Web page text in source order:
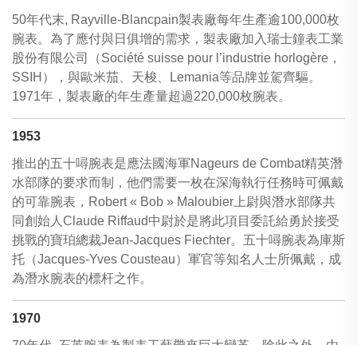
50年代末, Rayville-Blancpain製表廠每年生產逾100,000枚
腕表。為了應付與日俱增的需求，製表廠加入瑞士鐘表工業
股份有限公司（Société suisse pour l’industrie horlogère，
SSIH），與歐米茄、天梭、Lemania等品牌並駕齊驅。
1971年，製表廠的年生產量超過220,000枚腕表。
1953
推出的五十噚腕表是應法國海軍Nageurs de Combat精英潛
水部隊的要求而制，他們需要一枚在深海執行任務時可佩戴
的可靠腕表，Robert « Bob » Maloubier上尉與潛水部隊共
同創始人Claude Riffaud中尉於是將此項目委託給勇於接受
挑戰的寶珀總裁Jean-Jacques Fiechter。五十噚腕表為庫斯
托（Jacques-Yves Cousteau）軍官等知名人士所佩戴，成
為潛水腕表的標杆之作。
1970